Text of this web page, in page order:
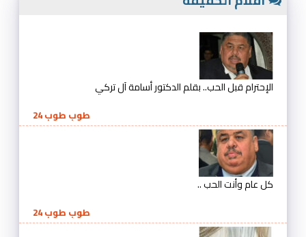
الإحترام قبل الحب.. بقلم الدكتور أسامة آل تركي
طوب طوب 24
كل عام وأنت الحب ..
طوب طوب 24